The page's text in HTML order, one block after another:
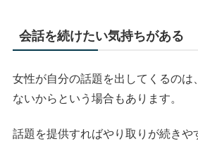
会話を続けたい気持ちがある
女性が自分の話題を出してくるのは
ないからという場合もあります。
話題を提供すればやり取りが続きや